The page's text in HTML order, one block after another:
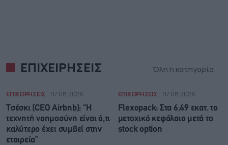
ΕΠΙΧΕΙΡΗΣΕΙΣ Όλη η κατηγορία
ΕΠΙΧΕΙΡΗΣΕΙΣ 07.08.2026
Τσέσκι (CEO Airbnb): “Η
τεχνητή νοημοσύνη είναι ό,τι
καλύτερο έχει συμβεί στην
εταιρεία”
ΕΠΙΧΕΙΡΗΣΕΙΣ 07.08.2026
Flexopack: Στα 6,49 εκατ. το
μετοχικό κεφάλαιο μετά το
stock option